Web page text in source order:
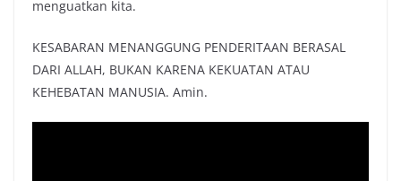
menguatkan kita.
KESABARAN MENANGGUNG PENDERITAAN BERASAL
DARI ALLAH, BUKAN KARENA KEKUATAN ATAU
KEHEBATAN MANUSIA. Amin.